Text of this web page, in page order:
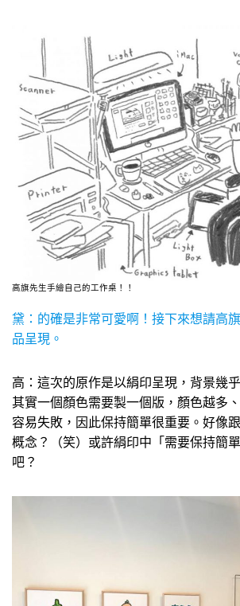
高旗先生手繪自己的工作桌！！
黛：的確是非常可愛啊！接下來想請高
品呈現。
高：這次的原作是以絹印呈現，背景幾
其實一個顏色需要製一個版，顏色越多
容易失敗，因此保持簡單很重要。好像
概念？（笑）或許絹印中「需要保持簡
吧？